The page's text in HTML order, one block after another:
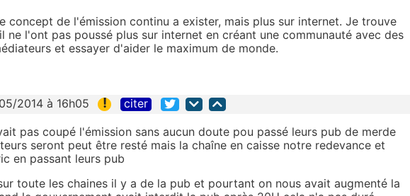
concept de l'émission continu a exister, mais plus sur internet. Je trouve
ne l'ont pas poussé plus sur internet en créant une communauté avec des
et essayer d'aider le maximum de monde.
2014 à 16h05 ! citer
pas coupé l'émission sans aucun doute pou passé leurs pub de merde
seront peut être resté mais la chaîne en caisse notre redevance et
en passant leurs pub
toute les chaines il y a de la pub et pourtant on nous avait augmenté la